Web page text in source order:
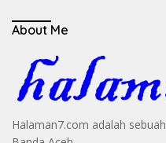
About Me
Halaman7.com adalah